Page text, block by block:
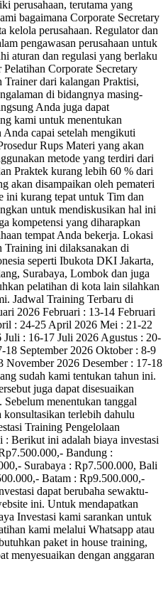
perusahaan, terutama yang
bagaimana Corporate Secretary
kelola perusahaan. Regulator dan
pengawasan perusahaan untuk
aturan dan regulasi yang berlaku
Corporate Secretary
dari kalangan Praktisi,
di bidangnya masing-
Anda juga dapat
kami untuk menentukan
capai setelah mengikuti
Rups Materi yang akan
metode yang terdiri dari
Praktek kurang lebih 60 % dari
akan disampaikan oleh pemateri
ini kurang tepat untuk Tim dan
untuk mendiskusikan hal ini
kompetensi yang diharapkan
tempat Anda bekerja. Lokasi
Training ini dilaksanakan di
seperti Ibukota DKI Jakarta,
Surabaya, Lombok dan juga
pelatihan di kota lain silahkan
Jadwal Training Terbaru di
2026 Februari : 13-14 Februari
: 24-25 April 2026 Mei : 21-22
: 16-17 Juli 2026 Agustus : 20-
18 September 2026 Oktober : 8-9
2026 Desember : 17-18
sudah kami tentukan tahun ini.
juga dapat disesuaikan
Sebelum menentukan tanggal
konsultasikan terlebih dahulu
Training Pengelolaan
Berikut ini adalah biaya investasi
Bandung :
Surabaya : Rp7.500.000, Bali
Batam : Rp9.500.000,-
dapat berubaha sewaktu-
ini. Untuk mendapatkan
Investasi kami sarankan untuk
kami melalui Whatsapp atau
paket in house training,
menyesuaikan dengan anggaran